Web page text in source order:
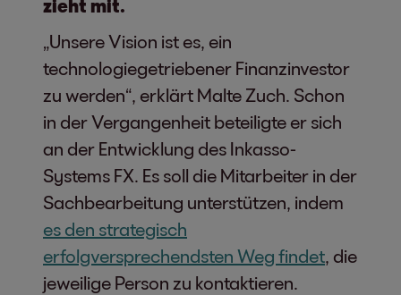
zieht mit.
„Unsere Vision ist es, ein
technologiegetriebener Finanzinvestor
zu werden“, erklärt Malte Zuch. Schon
in der Vergangenheit beteiligte er sich
an der Entwicklung des Inkasso-
Systems FX. Es soll die Mitarbeiter in der
Sachbearbeitung unterstützen, indem
es den strategisch
erfolgversprechendsten Weg findet, die
jeweilige Person zu kontaktieren.